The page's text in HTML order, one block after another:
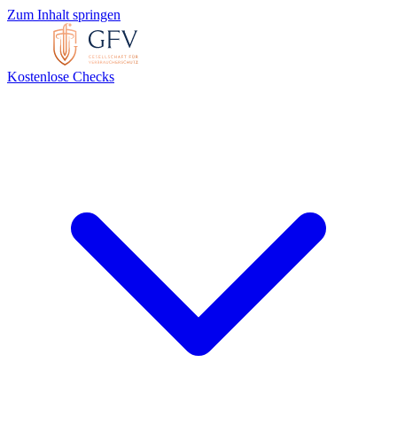
Zum Inhalt springen
Kostenlose Checks